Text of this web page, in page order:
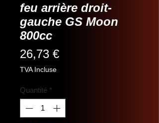
feu arrière droit-
gauche GS Moon
800cc
26,73 €Prix
TVA Incluse
Quantité *